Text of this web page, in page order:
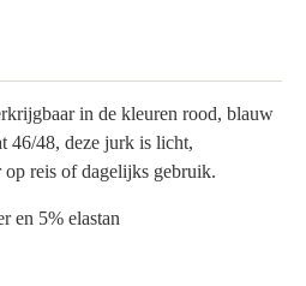
in de kleuren rood, blauw
46/48, deze jurk is licht,
reis of dagelijks gebruik.
en 5% elastan